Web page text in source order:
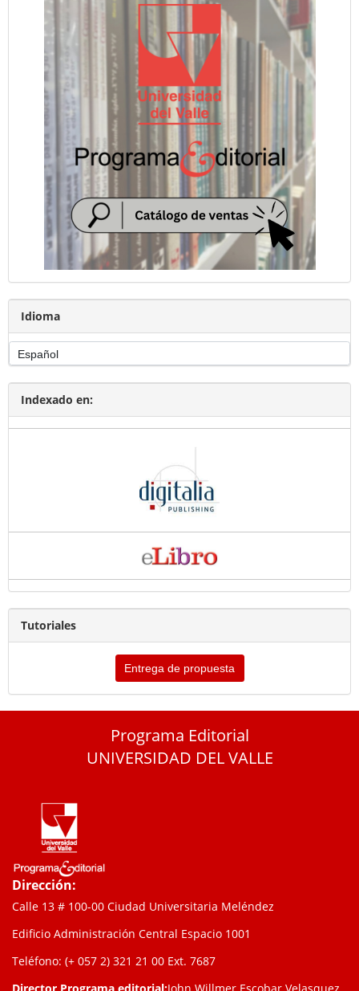
Idioma
Indexado en:
Tutoriales
Entrega de propuesta
Programa Editorial
UNIVERSIDAD DEL VALLE
Dirección:
Calle 13 # 100-00 Ciudad Universitaria Meléndez
Edificio Administración Central Espacio 1001
Teléfono: (+ 057 2) 321 21 00 Ext. 7687